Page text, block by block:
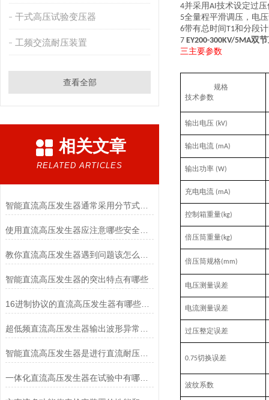
干式高压试验变压器
工频交流耐压装置
查看全部
相关文章
RELATED ARTICLES
智能直流高压发生器通常采用分节式结构
智能直流高压发生器的突出特点有哪些
16进制协议的直流高压发生器有哪些特点
智能直流高压发生器是进行直流耐压试验和泄漏试验的仪器
一体化直流高压发生器在试验中有哪些优点
4并采用AI技术设定过
5全量程平滑调压，电
6带有总时间T1和分段
7 EY200-300KV/5MA双节
三主要参数
规格
技术参数
输出电压 (kV)
输出电流 (mA)
输出功率 (W)
充电电流 (mA)
控制箱重量(kg)
倍压筒重量(kg)
倍压筒规格(mm)
电压测量误差
电流测量误差
过压整定误差
0.75切换误差
波纹系数